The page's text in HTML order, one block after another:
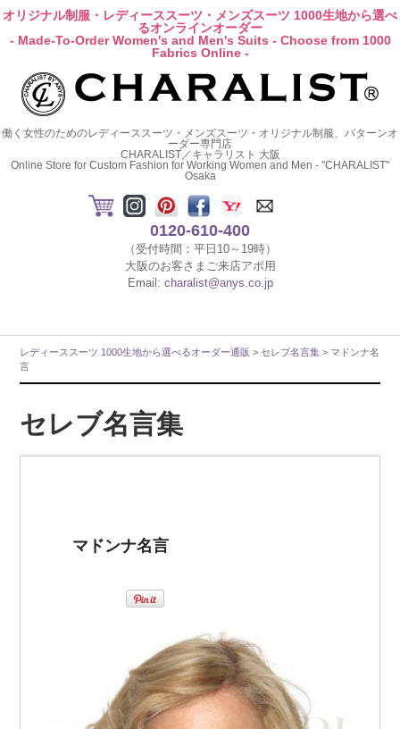
オリジナル制服・レディーススーツ・メンズスーツ 1000生地から選べ
るオンラインオーダー
- Made-To-Order Women's and Men's Suits - Choose from 1000
Fabrics Online -
働く女性のためのレディーススーツ・メンズスーツ・オリジナル制服、パターンオ
ーダー専門店
CHARALIST／キャラリスト 大阪
Online Store for Custom Fashion for Working Women and Men - "CHARALIST"
Osaka
0120-610-400
（受付時間：平日10～19時）
大阪のお客さまご来店アポ用
Email: charalist@anys.co.jp
レディーススーツ 1000生地から選べるオーダー通販 > セレブ名言集 > マドンナ名
言
セレブ名言集
マドンナ名言